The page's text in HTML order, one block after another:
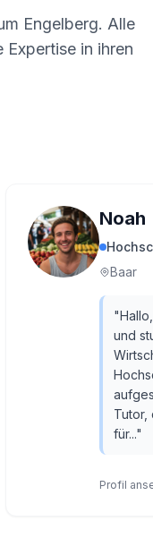
Engelberg. Alle
in ihren
Noah
Baar
"
und
Tutor,
für..."
Profil